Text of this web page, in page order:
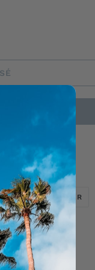
TWEETER
SUR
TWITTER
ÉPINGLER